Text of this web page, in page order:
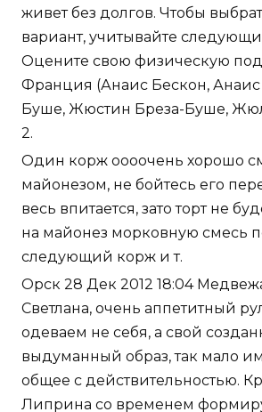
живет без долгов. Чтобы
вариант, учитывайте
Оцените свою физическую
Франция (Анаис Бескон,
Буше, Жюстин Бреза-Буше,
2.
Один корж оооочень хорошо
майонезом, не бойтесь его
весь впитается, зато торт не
на майонез морковную смесь
следующий корж и т.
Орск 28 Дек 2012 18:04
Светлана, очень аппетитный
одеваем не себя, а свой
выдуманный образ, так мало
общее с действительностью.
Липрина со временем